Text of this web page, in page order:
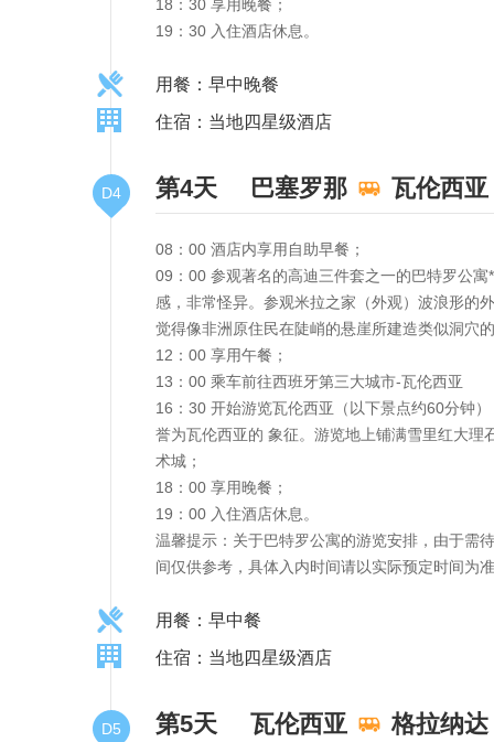
18：30 享用晚餐；
19：30 入住酒店休息。
用餐：早中晚餐
住宿：当地四星级酒店
D4 第4天 巴塞罗那 瓦伦西亚
08：00 酒店内享用自助早餐；
09：00 参观著名的高迪三件套之一的巴特罗公
感，非常怪异。参观米拉之家（外观）波浪形的
觉得像非洲原住民在陡峭的悬崖所建造类似洞穴
12：00 享用午餐；
13：00 乘车前往西班牙第三大城市-瓦伦西亚
16：30 开始游览瓦伦西亚（以下景点约60分钟
誉为瓦伦西亚的 象征。游览地上铺满雪里红大
术城；
18：00 享用晚餐；
19：00 入住酒店休息。
温馨提示：关于巴特罗公寓的游览安排，由于需
间仅供参考，具体入内时间请以实际预定时间为
用餐：早中餐
住宿：当地四星级酒店
D5 第5天 瓦伦西亚 格拉纳达